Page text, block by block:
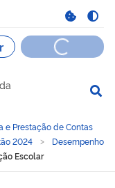
e Prestação de Contas
2024
Desempenho
Escolar